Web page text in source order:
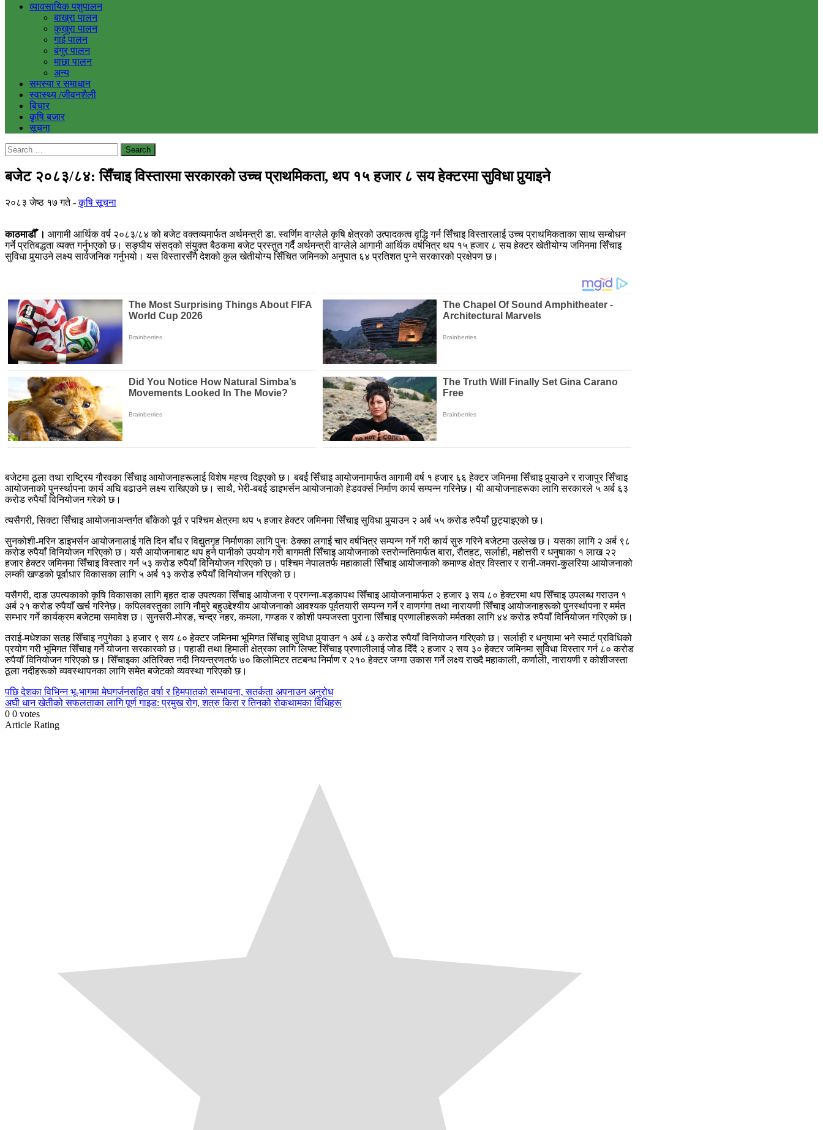
व्यावसायिक पशुपालन
बाख्रा पालन
कुखुरा पालन
गाई पालन
बंगुर पालन
माछा पालन
अन्य
समस्या र समाधान
स्वास्थ्य /जीवनशैली
बिचार
कृषि बजार
सूचना
Search
for:
बजेट २०८३/८४: सिँचाइ विस्तारमा सरकारको उच्च प्राथमिकता, थप १५ हजार ८ सय हेक्टरमा सुविधा पुर्‍याइने
२०८३ जेष्ठ १७ गते कृषि सूचना
काठमाडौँ । आगामी आर्थिक वर्ष २०८३/८४ को बजेट वक्तव्यमार्फत अर्थमन्त्री डा. स्वर्णिम वाग्लेले कृषि क्षेत्रको उत्पादकत्व वृद्धि गर्न सिँचाइ विस्तारलाई उच्च प्राथमिकताका साथ सम्बोधन
गर्ने प्रतिबद्धता व्यक्त गर्नुभएको छ। सङ्घीय संसद्को संयुक्त बैठकमा बजेट प्रस्तुत गर्दै अर्थमन्त्री वाग्लेले आगामी आर्थिक वर्षभित्र थप १५ हजार ८ सय हेक्टर खेतीयोग्य जमिनमा सिँचाइ
सुविधा पुर्‍याउने लक्ष्य सार्वजनिक गर्नुभयो। यस विस्तारसँगै देशको कुल खेतीयोग्य सिँचित जमिनको अनुपात ६४ प्रतिशत पुग्ने सरकारको प्रक्षेपण छ।
बजेटमा ठूला तथा राष्ट्रिय गौरवका सिँचाइ आयोजनाहरूलाई विशेष महत्त्व दिइएको छ। बबई सिँचाइ आयोजनामार्फत आगामी वर्ष १ हजार ६६ हेक्टर जमिनमा सिँचाइ पुर्‍याउने र राजापुर सिँचाइ
आयोजनाको पुनर्स्थापना कार्य अघि बढाउने लक्ष्य राखिएको छ। साथै, भेरी-बबई डाइभर्सन आयोजनाको हेडवर्क्स निर्माण कार्य सम्पन्न गरिनेछ। यी आयोजनाहरूका लागि सरकारले ५ अर्ब ६३
करोड रुपैयाँ विनियोजन गरेको छ।
त्यसैगरी, सिक्टा सिँचाइ आयोजनाअन्तर्गत बाँकेको पूर्व र पश्चिम क्षेत्रमा थप ५ हजार हेक्टर जमिनमा सिँचाइ सुविधा पुर्‍याउन २ अर्ब ५५ करोड रुपैयाँ छुट्याइएको छ।
सुनकोशी-मरिन डाइभर्सन आयोजनालाई गति दिन बाँध र विद्युतगृह निर्माणका लागि पुनः ठेक्का लगाई चार वर्षभित्र सम्पन्न गर्ने गरी कार्य सुरु गरिने बजेटमा उल्लेख छ। यसका लागि २ अर्ब ९८
करोड रुपैयाँ विनियोजन गरिएको छ। यसै आयोजनाबाट थप हुने पानीको उपयोग गरी बागमती सिँचाइ आयोजनाको स्तरोन्नतिमार्फत बारा, रौतहट, सर्लाही, महोत्तरी र धनुषाका १ लाख २२
हजार हेक्टर जमिनमा सिँचाइ विस्तार गर्न ५३ करोड रुपैयाँ विनियोजन गरिएको छ। पश्चिम नेपालतर्फ महाकाली सिँचाइ आयोजनाको कमाण्ड क्षेत्र विस्तार र रानी-जमरा-कुलरिया आयोजनाको
लम्की खण्डको पूर्वाधार विकासका लागि ५ अर्ब १३ करोड रुपैयाँ विनियोजन गरिएको छ।
यसैगरी, दाङ उपत्यकाको कृषि विकासका लागि बृहत दाङ उपत्यका सिँचाइ आयोजना र प्रगन्ना-बड्कापथ सिँचाइ आयोजनामार्फत २ हजार ३ सय ८० हेक्टरमा थप सिँचाइ उपलब्ध गराउन १
अर्ब २१ करोड रुपैयाँ खर्च गरिनेछ। कपिलवस्तुका लागि नौमुरे बहुउद्देश्यीय आयोजनाको आवश्यक पूर्वतयारी सम्पन्न गर्ने र वाणगंगा तथा नारायणी सिँचाइ आयोजनाहरूको पुनर्स्थापना र मर्मत
सम्भार गर्ने कार्यक्रम बजेटमा समावेश छ। सुनसरी-मोरङ, चन्द्र नहर, कमला, गण्डक र कोशी पम्पजस्ता पुराना सिँचाइ प्रणालीहरूको मर्मतका लागि ४४ करोड रुपैयाँ विनियोजन गरिएको छ।
तराई-मधेशका सतह सिँचाइ नपुगेका ३ हजार ९ सय ८० हेक्टर जमिनमा भूमिगत सिँचाइ सुविधा पुर्‍याउन १ अर्ब ८३ करोड रुपैयाँ विनियोजन गरिएको छ। सर्लाही र धनुषामा भने स्मार्ट प्रविधिको
प्रयोग गरी भूमिगत सिँचाइ गर्ने योजना सरकारको छ। पहाडी तथा हिमाली क्षेत्रका लागि लिफ्ट सिँचाइ प्रणालीलाई जोड दिँदै २ हजार २ सय ३० हेक्टर जमिनमा सुविधा विस्तार गर्न ८० करोड
रुपैयाँ विनियोजन गरिएको छ। सिँचाइका अतिरिक्त नदी नियन्त्रणतर्फ ७० किलोमिटर तटबन्ध निर्माण र २१० हेक्टर जग्गा उकास गर्ने लक्ष्य राख्दै महाकाली, कर्णाली, नारायणी र कोशीजस्ता
ठूला नदीहरूको व्यवस्थापनका लागि समेत बजेटको व्यवस्था गरिएको छ।
Continue
Reading
पछिदेशका विभिन्न भू-भागमा मेघगर्जनसहित वर्षा र हिमपातको सम्भावना, सतर्कता अपनाउन अनुरोध
अघी धान खेतीको सफलताका लागि पूर्ण गाइड: प्रमुख रोग, शत्रु किरा र तिनको रोकथामका विधिहरू
0 0 votes
Article Rating